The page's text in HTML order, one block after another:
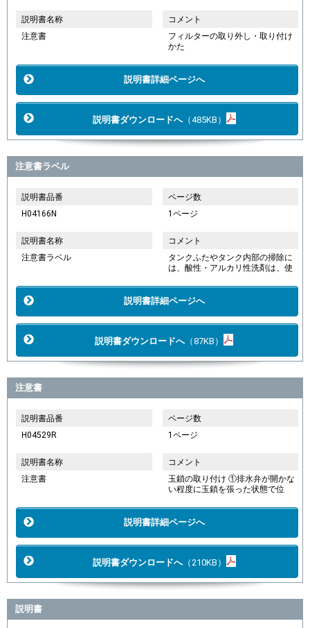
説明書名称
注意書
コメント
フィルターの取り外し・取り付け
かた
説明書詳細ページへ
説明書ダウンロードへ（485KB）
注意書ラベル
説明書品番
H04166N
ページ数
1ページ
説明書名称
注意書ラベル
コメント
タンクふたやタンク内部の掃除に
は、酸性・アルカリ性洗剤は、使
説明書詳細ページへ
説明書ダウンロードへ（87KB）
注意書
説明書品番
H04529R
ページ数
1ページ
説明書名称
注意書
コメント
玉鎖の取り付け ①排水弁が開かな
い程度に玉鎖を張った状態で位
説明書詳細ページへ
説明書ダウンロードへ（210KB）
説明書